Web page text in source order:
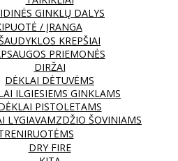
GINKLŲ DALYS
/ ĮRANGA
KREPŠIAI
PRIEMONĖS
DIRŽAI
DĖKLAI DĖTUVĖMS
ILGIESIEMS GINKLAMS
PISTOLETAMS
LYGIAVAMZDŽIO ŠOVINIAMS
DRY FIRE